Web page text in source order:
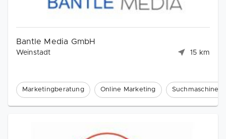
Bantle Media GmbH
Weinstadt 15 km
Marketingberatung Online Marketing